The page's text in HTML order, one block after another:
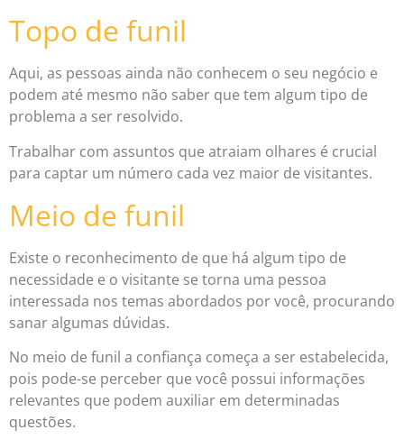
Topo de funil
Aqui, as pessoas ainda não conhecem o seu negócio e
podem até mesmo não saber que tem algum tipo de
problema a ser resolvido.
Trabalhar com assuntos que atraiam olhares é crucial
para captar um número cada vez maior de visitantes.
Meio de funil
Existe o reconhecimento de que há algum tipo de
necessidade e o visitante se torna uma pessoa
interessada nos temas abordados por você, procurando
sanar algumas dúvidas.
No meio de funil a confiança começa a ser estabelecida,
pois pode-se perceber que você possui informações
relevantes que podem auxiliar em determinadas
questões.